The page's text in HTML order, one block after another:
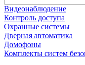
Видеонаблюдение
Контроль доступа
Охранные системы
Дверная автоматика
Домофоны
Комплекты систем